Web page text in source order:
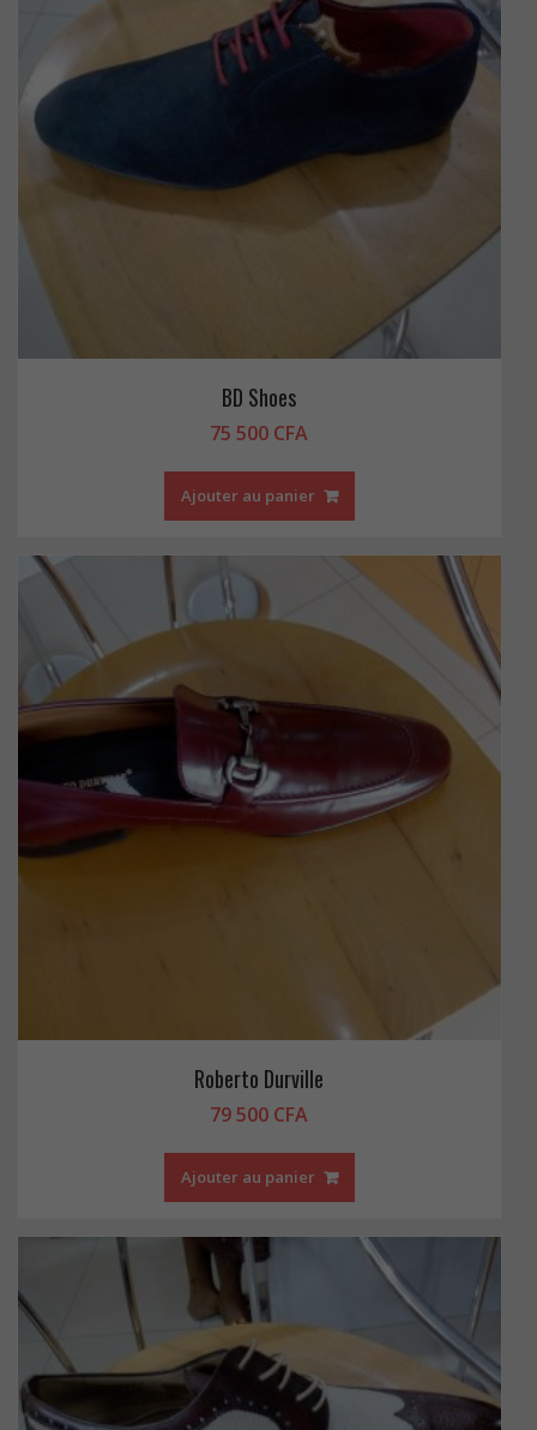
BD Shoes
75 500 CFA
Ajouter au panier
Roberto Durville
79 500 CFA
Ajouter au panier